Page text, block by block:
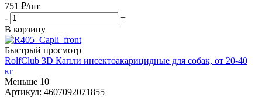
751 ₽/шт
-
+
В корзину
Быстрый просмотр
RolfClub 3D Капли инсектоакарицидные для собак, от 20-40
кг
Меньше 10
Артикул: 4607092071855